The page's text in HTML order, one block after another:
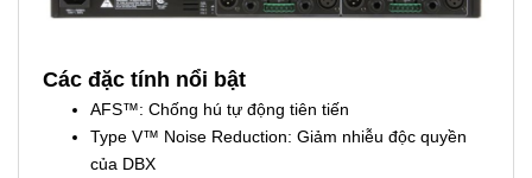
Các đặc tính nổi bật
AFS™: Chống hú tự động tiên tiến
Type V™ Noise Reduction: Giảm nhiễu độc quyền
của DBX